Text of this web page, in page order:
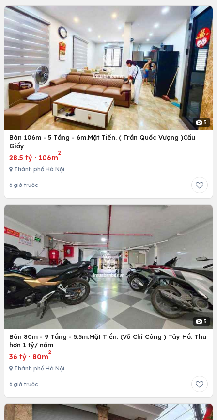
5
Bán 106m - 5 Tầng - 6m.Mặt Tiền. ( Trần Quốc Vượng )Cầu
Giấy
28.5 tỷ · 106m
2
Thành phố Hà Nội
6 giờ trước
5
Bán 80m - 9 Tầng - 5.5m.Mặt Tiền. (Võ Chí Công ) Tây Hồ. Thu
hơn 1 tỷ/ năm
36 tỷ · 80m
2
Thành phố Hà Nội
6 giờ trước